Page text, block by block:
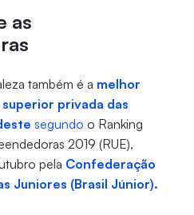
as
também é a melhor
privada das
segundo o Ranking
2019 (RUE),
pela Confederação
Juniores (Brasil Júnior).